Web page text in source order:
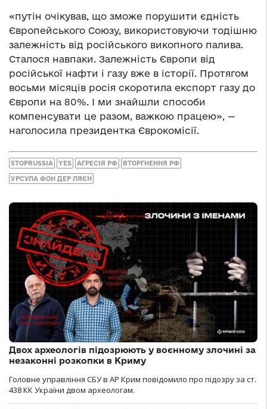
«путін очікував, що зможе порушити єдність
Європейського Союзу, використовуючи тодішню
залежність від російського викопного палива.
Сталося навпаки. Залежність Європи від
російської нафти і газу вже в історії. Протягом
восьми місяців росія скоротила експорт газу до
Європи на 80%. І ми знайшли способи
компенсувати це разом, важкою працею», —
наголосила президентка Єврокомісії.
STOPRUSSIA YES АГРЕСІЯ РФ ВТОРГНЕННЯ РФ
УРСУЛА ФОН ДЕР ЛЯЄН
Двох археологів підозрюють у воєнному злочині за
незаконні розкопки в Криму
Головне управління СБУ в АР Крим повідомило про підозру за ст.
438 КК України двом археологам.